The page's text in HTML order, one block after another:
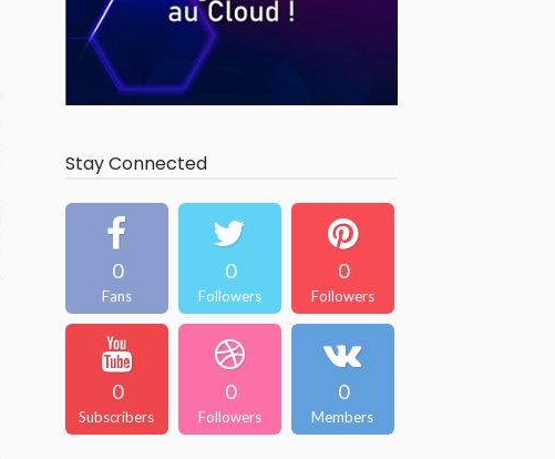
Stay Connected
0
Fans
0
Followers
0
Followers
0
Subscribers
0
Followers
0
Members